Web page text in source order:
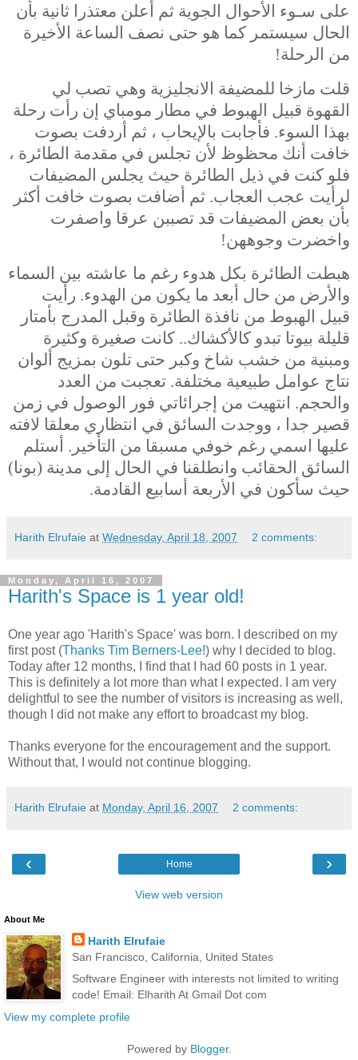
على سـوء الأحوال الجوية ثم أعلن معتذرا ثانية بأن
الحال سيستمر كما هو حتى نصف الساعة الأخيرة
من الرحلة!
قلت مازخا للمضيفة الانجليزية وهي تصب لي
القهوة قبيل الهبوط في مطار مومباي إن رأت رحلة
بهذا السوء. فأجابت بالإيحاب ، ثم أردفت بصوت
خافت أنك محظوظ لأن تجلس في مقدمة الطائرة ،
فلو كنت في ذيل الطائرة حيث يجلس المضيفات
لرأيت عجب العجاب. ثم أضافت بصوت خافت أكثر
بأن بعض المضيفات قد تصببن عرقا واصفرت
واخضرت وجوههن!
هبطت الطائرة بكل هدوء رغم ما عاشته بين السماء
والأرض من حال أبعد ما يكون من الهدوء. رأيت
قبيل الهبوط من نافذة الطائرة وقبل المدرج بأمتار
قليلة بيوتا تبدو كالأكشاك.. كانت صغيرة وكثيرة
ومبنية من خشب شاخ وكبر حتى تلون بمزيج ألوان
نتاج عوامل طبيعية مختلفة. تعجبت من العدد
والحجم. انتهيت من إجرائاتي فور الوصول في زمن
قصير جدا ، ووجدت السائق في انتظاري معلقا لافته
عليها اسمي رغم خوفي مسبقا من التأخير. أستلم
السائق الحقائب وانطلقنا في الحال إلى مدينة (بونا)
حيث سأكون في الأربعة أسابيع القادمة.
Harith Elrufaie at Wednesday, April 18, 2007 2 comments:
Monday, April 16, 2007
Harith's Space is 1 year old!
One year ago 'Harith's Space' was born. I described on my
first post (Thanks Tim Berners-Lee!) why I decided to blog.
Today after 12 months, I find that I had 60 posts in 1 year.
This is definitely a lot more than what I expected. I am very
delightful to see the number of visitors is increasing as well,
though I did not make any effort to broadcast my blog.
Thanks everyone for the encouragement and the support.
Without that, I would not continue blogging.
Harith Elrufaie at Monday, April 16, 2007 2 comments:
‹ ›
Home
View web version
About Me
Harith Elrufaie
San Francisco, California, United States
Software Engineer with interests not limited to writing
code! Email: Elharith At Gmail Dot com
View my complete profile
Powered by Blogger.